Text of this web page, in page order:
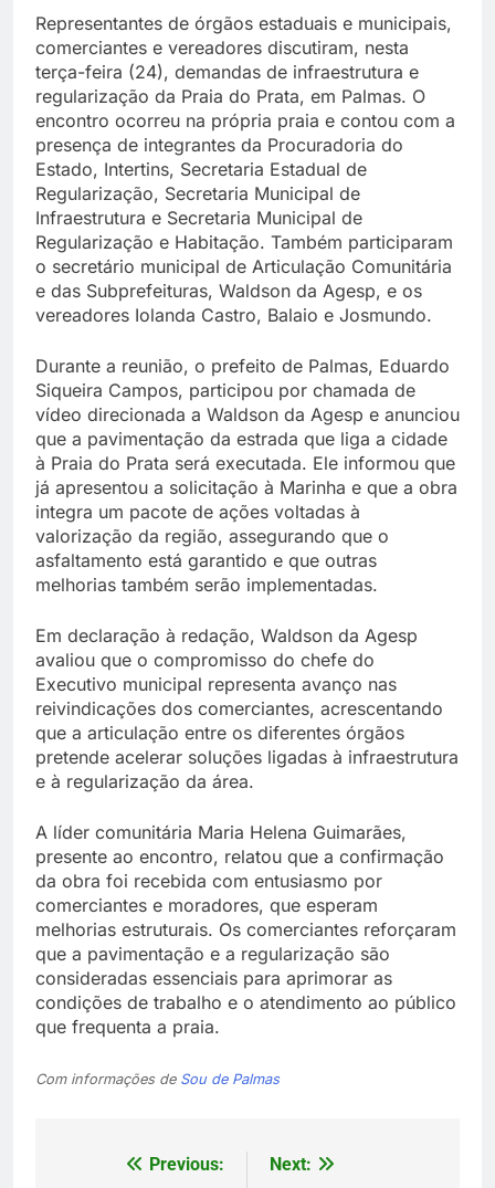
Representantes de órgãos estaduais e municipais,
comerciantes e vereadores discutiram, nesta
terça-feira (24), demandas de infraestrutura e
regularização da Praia do Prata, em Palmas. O
encontro ocorreu na própria praia e contou com a
presença de integrantes da Procuradoria do
Estado, Intertins, Secretaria Estadual de
Regularização, Secretaria Municipal de
Infraestrutura e Secretaria Municipal de
Regularização e Habitação. Também participaram
o secretário municipal de Articulação Comunitária
e das Subprefeituras, Waldson da Agesp, e os
vereadores Iolanda Castro, Balaio e Josmundo.
Durante a reunião, o prefeito de Palmas, Eduardo
Siqueira Campos, participou por chamada de
vídeo direcionada a Waldson da Agesp e anunciou
que a pavimentação da estrada que liga a cidade
à Praia do Prata será executada. Ele informou que
já apresentou a solicitação à Marinha e que a obra
integra um pacote de ações voltadas à
valorização da região, assegurando que o
asfaltamento está garantido e que outras
melhorias também serão implementadas.
Em declaração à redação, Waldson da Agesp
avaliou que o compromisso do chefe do
Executivo municipal representa avanço nas
reivindicações dos comerciantes, acrescentando
que a articulação entre os diferentes órgãos
pretende acelerar soluções ligadas à infraestrutura
e à regularização da área.
A líder comunitária Maria Helena Guimarães,
presente ao encontro, relatou que a confirmação
da obra foi recebida com entusiasmo por
comerciantes e moradores, que esperam
melhorias estruturais. Os comerciantes reforçaram
que a pavimentação e a regularização são
consideradas essenciais para aprimorar as
condições de trabalho e o atendimento ao público
que frequenta a praia.
Com informações de Sou de Palmas
Navegação
Previous:
Next: